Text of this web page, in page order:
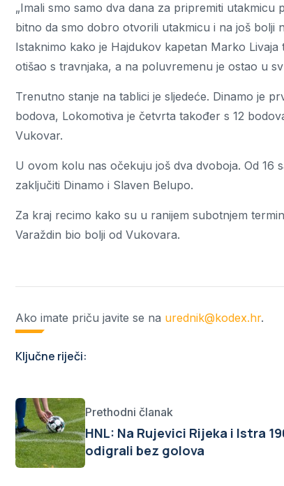
„Imali smo samo dva dana za pripremiti
bitno da smo dobro otvorili utakmicu i na još bolji
Istaknimo kako je Hajdukov kapetan Marko
otišao s travnjaka, a na poluvremenu je ostao u
Trenutno stanje na tablici je sljedeće. Dinamo je
bodova, Lokomotiva je četvrta također s 12
Vukovar.
U ovom kolu nas očekuju još dva dvoboja. Od 16
zaključiti Dinamo i Slaven Belupo.
Za kraj recimo kako su u ranijem subotnjem
Varaždin bio bolji od Vukovara.
Ako imate priču javite se na urednik@kodex.hr.
Ključne riječi:
Prethodni članak
HNL: Na Rujevici Rijeka i Istra
odigrali bez golova